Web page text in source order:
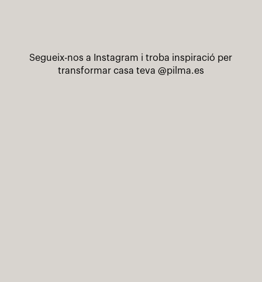
Segueix-nos a Instagram i troba inspiració per
transformar casa teva @pilma.es